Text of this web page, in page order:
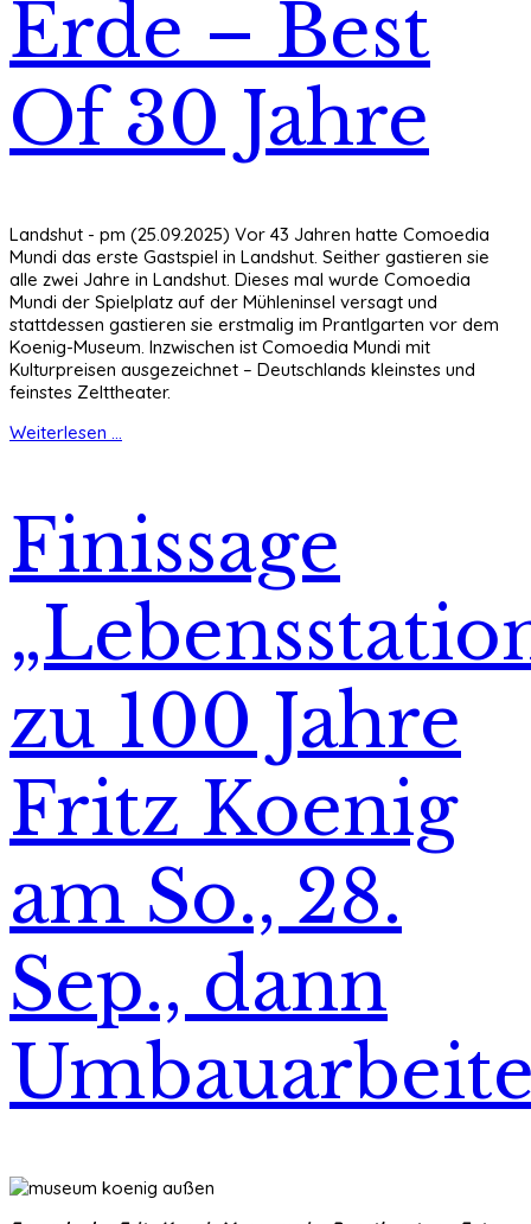
Erde – Best
Of 30 Jahre
Landshut - pm (25.09.2025) Vor 43 Jahren hatte Comoedia
Mundi das erste Gastspiel in Landshut. Seither gastieren sie
alle zwei Jahre in Landshut. Dieses mal wurde Comoedia
Mundi der Spielplatz auf der Mühleninsel versagt und
stattdessen gastieren sie erstmalig im Prantlgarten vor dem
Koenig-Museum. Inzwischen ist Comoedia Mundi mit
Kulturpreisen ausgezeichnet – Deutschlands kleinstes und
feinstes Zelttheater.
Weiterlesen ...
Finissage
zu 100 Jahre
Fritz Koenig
am So., 28.
Sep., dann